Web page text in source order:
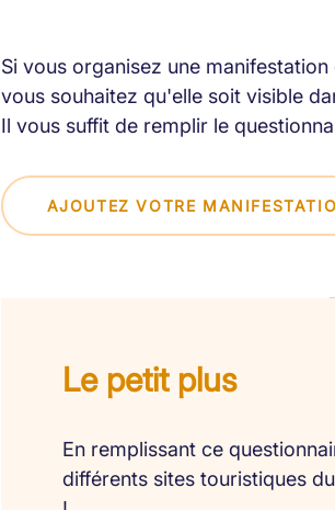
Si vous organisez une
vous souhaitez qu'elle soit visible
Il vous suffit de remplir le
AJOUTEZ VOTRE
Le petit plus
En remplissant ce
différents sites touristiques